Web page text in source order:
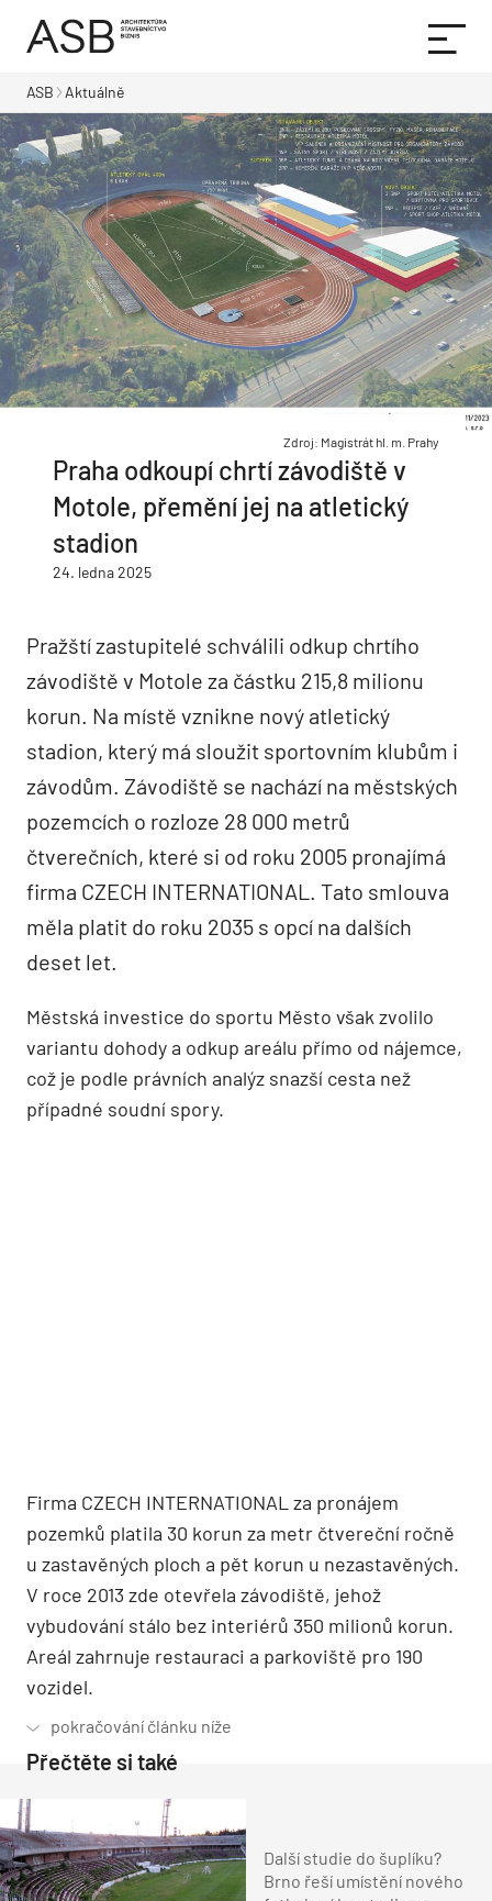
ASB Aktuálně
Zdroj: Magistrát hl. m. Prahy
Praha odkoupí chrtí závodiště v
Motole, přemění jej na atletický
stadion
24. ledna 2025
Pražští zastupitelé schválili odkup chrtího
závodiště v Motole za částku 215,8 milionu
korun. Na místě vznikne nový atletický
stadion, který má sloužit sportovním klubům i
závodům. Závodiště se nachází na městských
pozemcích o rozloze 28 000 metrů
čtverečních, které si od roku 2005 pronajímá
firma CZECH INTERNATIONAL. Tato smlouva
měla platit do roku 2035 s opcí na dalších
deset let.
Městská investice do sportu Město však zvolilo
variantu dohody a odkup areálu přímo od nájemce,
což je podle právních analýz snazší cesta než
případné soudní spory.
Firma CZECH INTERNATIONAL za pronájem
pozemků platila 30 korun za metr čtvereční ročně
u zastavěných ploch a pět korun u nezastavěných.
V roce 2013 zde otevřela závodiště, jehož
vybudování stálo bez interiérů 350 milionů korun.
Areál zahrnuje restauraci a parkoviště pro 190
vozidel.
Přečtěte si také
Další studie do šuplíku?
Brno řeší umístění nového